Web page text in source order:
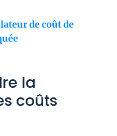
de coût de
la
coûts